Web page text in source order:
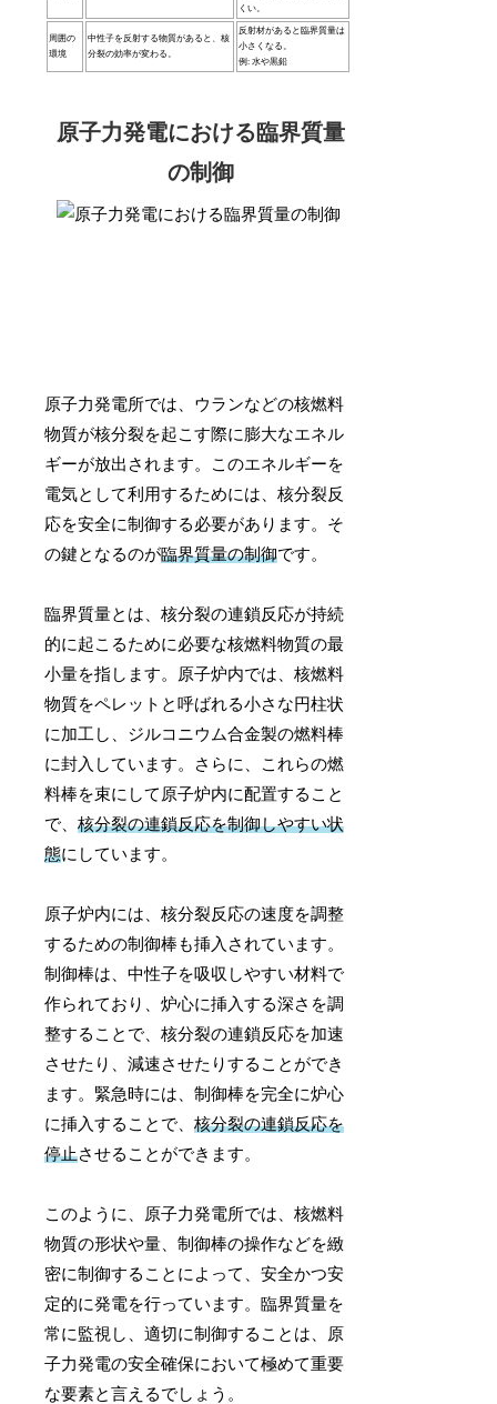
くい。
周囲の
環境
中性子を反射する物質があると、核
分裂の効率が変わる。
反射材があると臨界質量は
小さくなる。
例: 水や黒鉛
原子力発電における臨界質量
の制御
原子力発電所では、ウランなどの核燃料
物質が核分裂を起こす際に膨大なエネル
ギーが放出されます。このエネルギーを
電気として利用するためには、核分裂反
応を安全に制御する必要があります。そ
の鍵となるのが臨界質量の制御です。
臨界質量とは、核分裂の連鎖反応が持続
的に起こるために必要な核燃料物質の最
小量を指します。原子炉内では、核燃料
物質をペレットと呼ばれる小さな円柱状
に加工し、ジルコニウム合金製の燃料棒
に封入しています。さらに、これらの燃
料棒を束にして原子炉内に配置すること
で、核分裂の連鎖反応を制御しやすい状
態にしています。
原子炉内には、核分裂反応の速度を調整
するための制御棒も挿入されています。
制御棒は、中性子を吸収しやすい材料で
作られており、炉心に挿入する深さを調
整することで、核分裂の連鎖反応を加速
させたり、減速させたりすることができ
ます。緊急時には、制御棒を完全に炉心
に挿入することで、核分裂の連鎖反応を
停止させることができます。
このように、原子力発電所では、核燃料
物質の形状や量、制御棒の操作などを緻
密に制御することによって、安全かつ安
定的に発電を行っています。臨界質量を
常に監視し、適切に制御することは、原
子力発電の安全確保において極めて重要
な要素と言えるでしょう。